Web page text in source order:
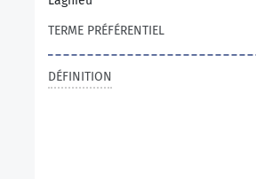
TERME PRÉFÉRENTIEL
DÉFINITION